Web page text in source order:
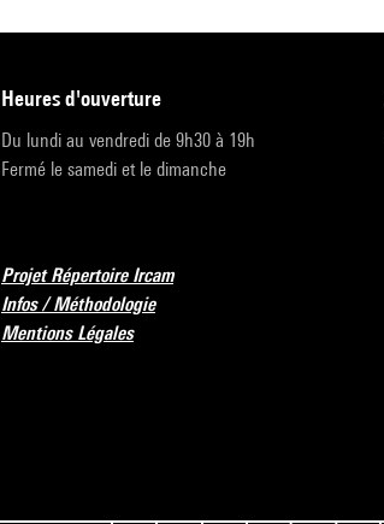
heures d'ouverture
Du lundi au vendredi de 9h30 à 19h
Fermé le samedi et le dimanche
Projet Répertoire Ircam
Infos / Méthodologie
Mentions Légales